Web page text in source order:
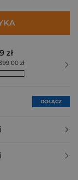
zł
zł
DOŁĄCZ